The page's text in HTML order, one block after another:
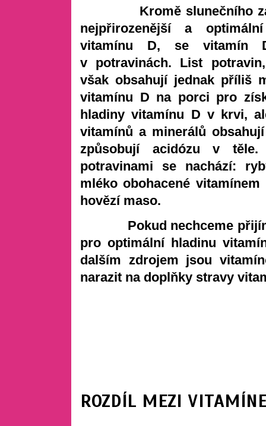
Kromě slunečního
nejpřirozenější a
vitamínu D, se vitamín
v potravinách. List
však obsahují jednak příliš
vitamínu D na porci pro
hladiny vitamínu D v krvi,
vitamínů a minerálů
způsobují acidózu v těle.
potravinami se nachází:
mléko obohacené
hovězí maso.
Pokud nechceme
pro optimální hladinu
dalším zdrojem jsou
narazit na doplňky stravy
ROZDÍL MEZI